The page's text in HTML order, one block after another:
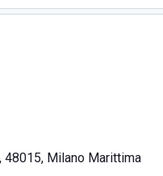
gestito in modo
servizi essenziali per
48015, Milano Marittima